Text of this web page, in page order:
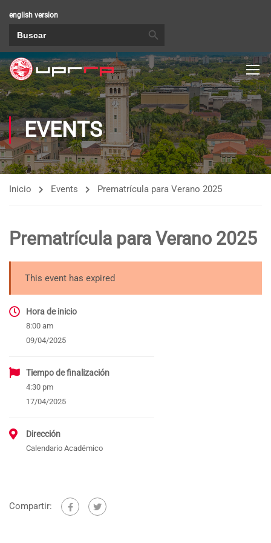
english version
EVENTS
Inicio Events Prematrícula para Verano 2025
Prematrícula para Verano 2025
This event has expired
Hora de inicio
8:00 am
09/04/2025
Tiempo de finalización
4:30 pm
17/04/2025
Dirección
Calendario Académico
Compartir: